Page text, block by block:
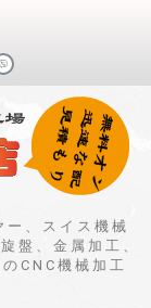
ー、スイス機械
盤、金属加工、
CNC機械加工